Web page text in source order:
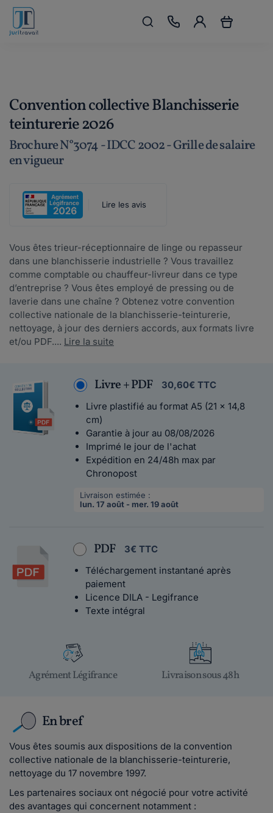
Convention collective Blanchisserie
teinturerie 2026
Brochure N°3074 - IDCC 2002 - Grille de salaire
en vigueur
Lire les avis
Vous êtes trieur-réceptionnaire de linge ou repasseur
dans une blanchisserie industrielle ? Vous travaillez
comme comptable ou chauffeur-livreur dans ce type
d’entreprise ? Vous êtes employé de pressing ou de
laverie dans une chaîne ? Obtenez votre convention
collective nationale de la blanchisserie-teinturerie,
nettoyage, à jour des derniers accords, aux formats livre
et/ou PDF.... Lire la suite
Livre + PDF
30,60€ TTC
Livre plastifié au format A5 (21 x 14,8
cm)
Garantie à jour au 08/08/2026
Imprimé le jour de l'achat
Expédition en 24/48h max par
Chronopost
Livraison estimée :
lun. 17 août - mer. 19 août
PDF
3€ TTC
Téléchargement instantané après
paiement
Licence DILA - Legifrance
Texte intégral
Agrément Légifrance Livraison sous 48h
En bref
Vous êtes soumis aux dispositions de la convention
collective nationale de la blanchisserie-teinturerie,
nettoyage du 17 novembre 1997.
Les partenaires sociaux ont négocié pour votre activité
des avantages qui concernent notamment :